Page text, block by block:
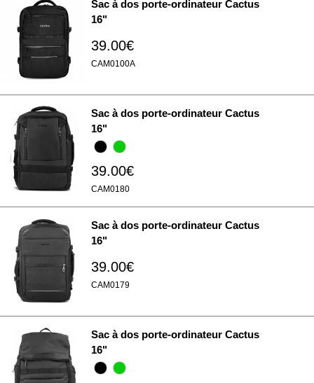
Sac à dos porte-ordinateur Cactus
16"
39.00€
CAM0100A
Sac à dos porte-ordinateur Cactus
16"
39.00€
CAM0180
Sac à dos porte-ordinateur Cactus
16"
39.00€
CAM0179
Sac à dos porte-ordinateur Cactus
16"